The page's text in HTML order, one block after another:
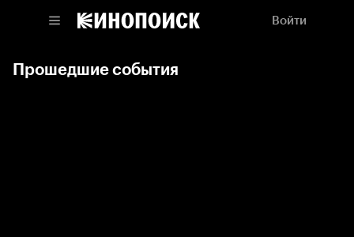
Войти
Прошедшие события